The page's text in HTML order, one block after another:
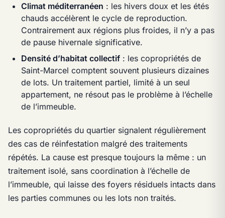
Climat méditerranéen : les hivers doux et les étés
chauds accélèrent le cycle de reproduction.
Contrairement aux régions plus froides, il n’y a pas
de pause hivernale significative.
Densité d’habitat collectif: les copropriétés de
Saint-Marcel comptent souvent plusieurs dizaines
de lots. Un traitement partiel, limité à un seul
appartement, ne résout pas le problème à l’échelle
de l’immeuble.
Les copropriétés du quartier signalent régulièrement
des cas de réinfestation malgré des traitements
répétés. La cause est presque toujours la même : un
traitement isolé, sans coordination à l’échelle de
l’immeuble, qui laisse des foyers résiduels intacts dans
les parties communes ou les lots non traités.